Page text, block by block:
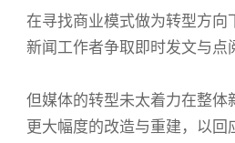
在寻找商业模式做为转型方
新闻工作者争取即时发文与点
但媒体的转型未太着力在整
更大幅度的改造与重建，以